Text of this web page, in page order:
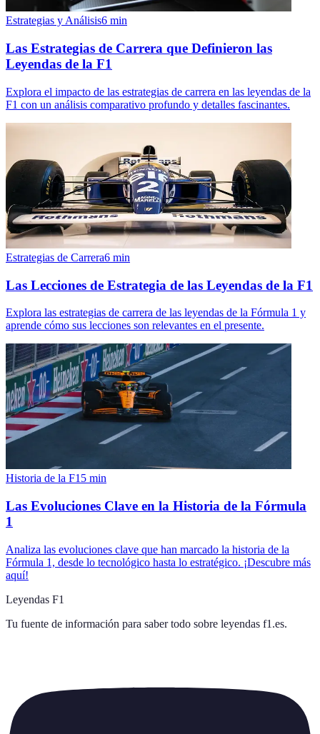
Estrategias y Análisis6 min
Las Estrategias de Carrera que Definieron las
Leyendas de la F1
Explora el impacto de las estrategias de carrera en las leyendas de la
F1 con un análisis comparativo profundo y detalles fascinantes.
Estrategias de Carrera6 min
Las Lecciones de Estrategia de las Leyendas de la F1
Explora las estrategias de carrera de las leyendas de la Fórmula 1 y
aprende cómo sus lecciones son relevantes en el presente.
Historia de la F1 5 min
Las Evoluciones Clave en la Historia de la Fórmula
1
Analiza las evoluciones clave que han marcado la historia de la
Fórmula 1, desde lo tecnológico hasta lo estratégico. ¡Descubre más
aquí!
Leyendas F1
Tu fuente de información para saber todo sobre leyendas f1.es.